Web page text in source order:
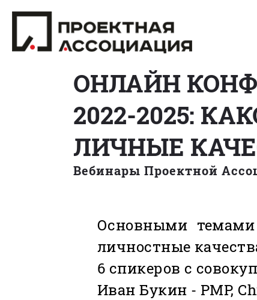
ОНЛАЙН
2022-2025:
ЛИЧНЫЕ
Вебинары Проектной
Основными темами
личностные
6 спикеров с
Иван Букин - PMP,